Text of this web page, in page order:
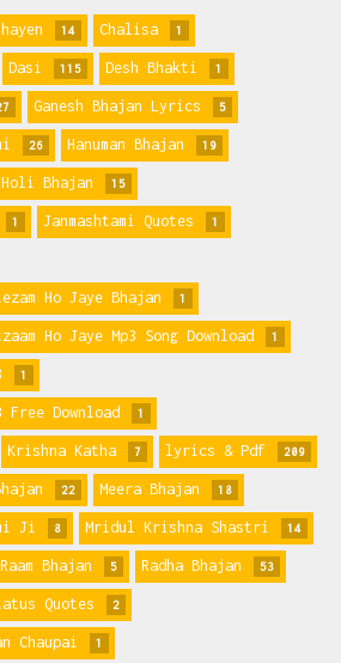
14 Chalisa 1
Dasi 115 Desh Bhakti 1
Ganesh Bhajan Lyrics 5
26 Hanuman Bhajan 19
Holi Bhajan 15
1 Janmashtami Quotes 1
Ho Jaye Bhajan 1
Ho Jaye Mp3 Song Download 1
1
Download 1
Krishna Katha 7 lyrics & Pdf 209
22 Meera Bhajan 18
Ji 8 Mridul Krishna Shastri 14
Raam Bhajan 5 Radha Bhajan 53
Quotes 2
Chaupai 1